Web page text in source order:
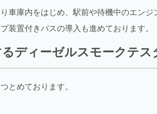
車庫内をはじめ、駅前や待機中のエン
装置付きバスの導入も進めております。
ディーゼルスモークテス
とめております。